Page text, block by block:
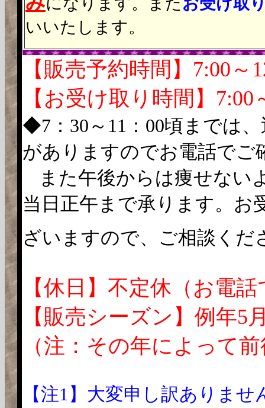
いいたします。
【販売予約時間】7:00～
【お受け取り時間】
◆7：30～11：00頃までは
がありますのでお電話でご
また午後からは痩せない
当日正午まで承ります。お
ざいますので、ご相談くだ
【休日】不定休（お電
【販売シーズン】例年5
（注：その年によって
【注1】大変申し訳ありま